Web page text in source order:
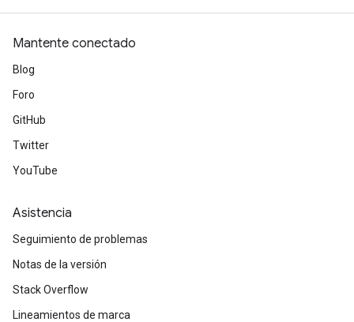
Mantente conectado
Blog
Foro
GitHub
Twitter
YouTube
Asistencia
Seguimiento de problemas
Notas de la versión
Stack Overflow
Lineamientos de marca